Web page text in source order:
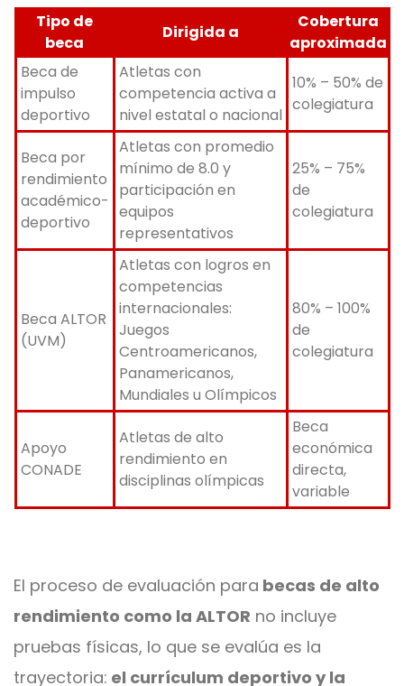
Tipo de
beca
Dirigida a
Cobertura
aproximada
Beca de
impulso
deportivo
Atletas con
competencia activa a
nivel estatal o nacional
10% – 50% de
colegiatura
Beca por
rendimiento
académico-
deportivo
Atletas con promedio
mínimo de 8.0 y
participación en
equipos
representativos
25% – 75%
de
colegiatura
Beca ALTOR
(UVM)
Atletas con logros en
competencias
internacionales:
Juegos
Centroamericanos,
Panamericanos,
Mundiales u Olímpicos
80% – 100%
de
colegiatura
Apoyo
CONADE
Atletas de alto
rendimiento en
disciplinas olímpicas
Beca
económica
directa,
variable
El proceso de evaluación para becas de alto
rendimiento como la ALTOR no incluye
pruebas físicas, lo que se evalúa es la
trayectoria: el currículum deportivo y la